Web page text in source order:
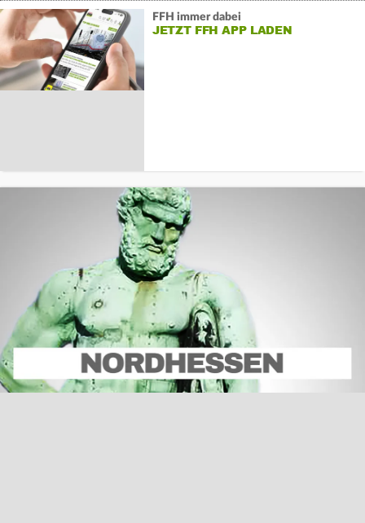
FFH immer dabei
JETZT FFH APP LADEN